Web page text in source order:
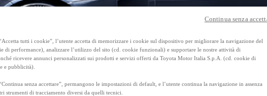
anche in versione GR SPORT
tutti i cookie”, l’utente accetta di memorizzare i cookie sul dispositivo per migliorare la navigazione del
di performance), analizzare l’utilizzo del sito (cd. cookie funzionali) e supportare le nostre attività di
ricevere annunci personalizzati sui prodotti e servizi offerti da Toyota Motor Italia S.p.A. (cd. cookie di
e pubblicità).
senza accettare”, permangono le impostazioni di default, e l’utente continua la navigazione in assenza
strumenti di tracciamento diversi da quelli tecnici.
Continua senza